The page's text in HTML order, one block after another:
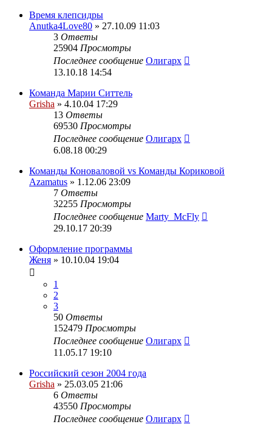
Время клепсидры
Anutka4Love80 » 27.10.09 11:03
3 Ответы
25904 Просмотры
Последнее сообщение Олигарх
13.10.18 14:54
Команда Марии Ситтель
Grisha » 4.10.04 17:29
13 Ответы
69530 Просмотры
Последнее сообщение Олигарх
6.08.18 00:29
Команды Коноваловой vs Команды Кориковой
Azamatus » 1.12.06 23:09
7 Ответы
32255 Просмотры
Последнее сообщение Marty_McFly
29.10.17 20:39
Оформление программы
Женя » 10.10.04 19:04
1
2
3
50 Ответы
152479 Просмотры
Последнее сообщение Олигарх
11.05.17 19:10
Российский сезон 2004 года
Grisha » 25.03.05 21:06
6 Ответы
43550 Просмотры
Последнее сообщение Олигарх